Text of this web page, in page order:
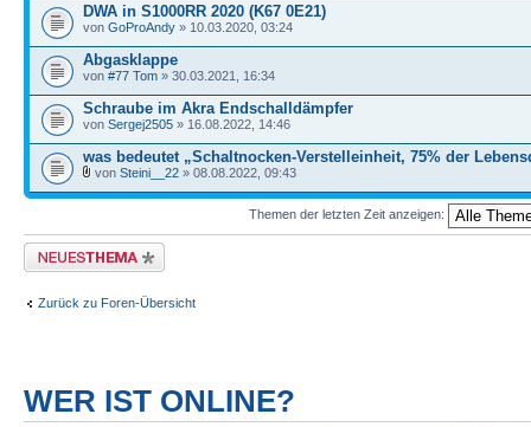
DWA in S1000RR 2020 (K67 0E21)
von GoProAndy » 10.03.2020, 03:24
Abgasklappe
von #77 Tom » 30.03.2021, 16:34
Schraube im Akra Endschalldämpfer
von Sergej2505 » 16.08.2022, 14:46
was bedeutet „Schaltnocken-Verstelleinheit, 75% der
von Steini__22 » 08.08.2022, 09:43
Themen der letzten Zeit anzeigen:
Neues Thema erstellen
Zurück zu Foren-Übersicht
WER IST ONLINE?